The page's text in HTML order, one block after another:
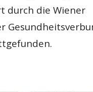
durch die Wiener